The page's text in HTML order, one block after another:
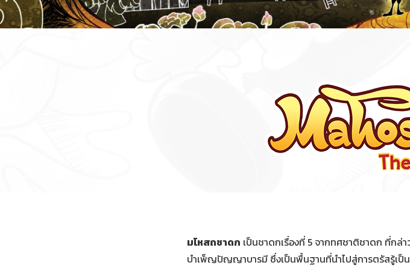
มโหสถชาดก เป็นชาดกเรื่องที่ 5 จากทศชาติชาดก ที่กล่
บำเพ็ญปัญญาบารมี ซึ่งเป็นพื้นฐานที่นำไปสู่การตรัสรู้เป็